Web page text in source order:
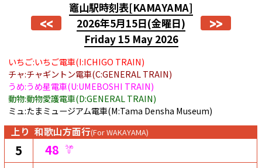
<<
竈山駅時刻表[KAMAYAMA]
2026年5月15日(金曜日)
Friday 15 May 2026
>>
いちご:いちご電車(I:ICHIGO TRAIN)
チャ:チャギントン電車(C:GENERAL TRAIN)
うめ:うめ星電車(U:UMEBOSHI TRAIN)
動物:動物愛護電車(D:GENERAL TRAIN)
ミュ:たまミュージアム電車(M:Tama Densha Museum)
上り 和歌山方面行(For WAKAYAMA)
5 48 うめ
U